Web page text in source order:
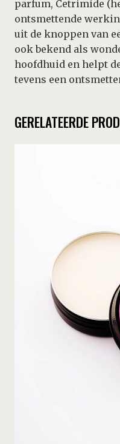
parfum, Cetrimide
ontsmettende
uit de knoppen van
ook bekend als
hoofdhuid en helpt
tevens een
GERELATEERDE